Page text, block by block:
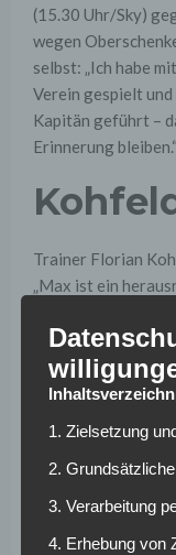
(15.30 Uhr/Sky)
wegen
selbst: „Ich habe
Verein gespielt
Kapitän geführt –
Erinnerung bleiben.“
Trainer Florian
„Max ist ein
unter Beweis
Mannschaft sein
hohem Vertrauen
Kruse war
84-mal in der
kamen neun
1. Zielsetzung
2.
3. Verarbeitung
4. Erhebung von